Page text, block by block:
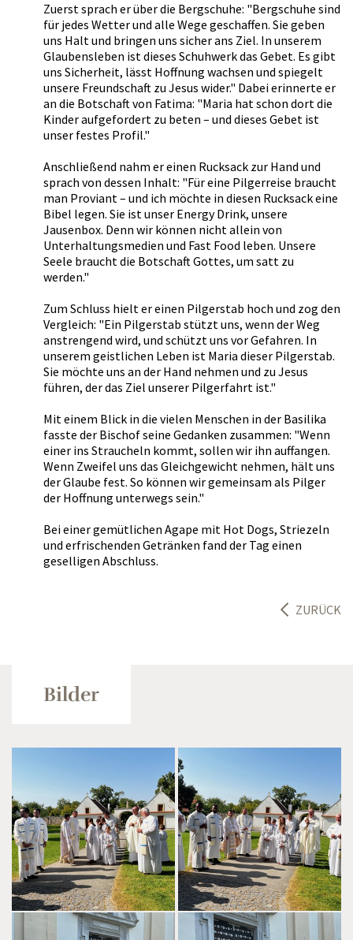
Zuerst sprach er über die Bergschuhe: "Bergschuhe sind
für jedes Wetter und alle Wege geschaffen. Sie geben
uns Halt und bringen uns sicher ans Ziel. In unserem
Glaubensleben ist dieses Schuhwerk das Gebet. Es gibt
uns Sicherheit, lässt Hoffnung wachsen und spiegelt
unsere Freundschaft zu Jesus wider." Dabei erinnerte er
an die Botschaft von Fatima: "Maria hat schon dort die
Kinder aufgefordert zu beten – und dieses Gebet ist
unser festes Profil."
Anschließend nahm er einen Rucksack zur Hand und
sprach von dessen Inhalt: "Für eine Pilgerreise braucht
man Proviant – und ich möchte in diesen Rucksack eine
Bibel legen. Sie ist unser Energy Drink, unsere
Jausenbox. Denn wir können nicht allein von
Unterhaltungsmedien und Fast Food leben. Unsere
Seele braucht die Botschaft Gottes, um satt zu
werden."
Zum Schluss hielt er einen Pilgerstab hoch und zog den
Vergleich: "Ein Pilgerstab stützt uns, wenn der Weg
anstrengend wird, und schützt uns vor Gefahren. In
unserem geistlichen Leben ist Maria dieser Pilgerstab.
Sie möchte uns an der Hand nehmen und zu Jesus
führen, der das Ziel unserer Pilgerfahrt ist."
Mit einem Blick in die vielen Menschen in der Basilika
fasste der Bischof seine Gedanken zusammen: "Wenn
einer ins Straucheln kommt, sollen wir ihn auffangen.
Wenn Zweifel uns das Gleichgewicht nehmen, hält uns
der Glaube fest. So können wir gemeinsam als Pilger
der Hoffnung unterwegs sein."
Bei einer gemütlichen Agape mit Hot Dogs, Striezeln
und erfrischenden Getränken fand der Tag einen
geselligen Abschluss.
ZURÜCK
Bilder